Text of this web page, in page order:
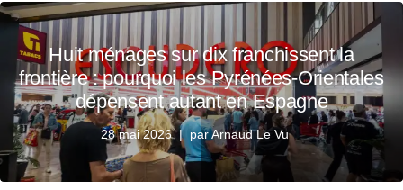
Huit ménages sur dix franchissent la
frontière : pourquoi les Pyrénées-Orientales
dépensent autant en Espagne
28 mai 2026 parArnaud Le Vu